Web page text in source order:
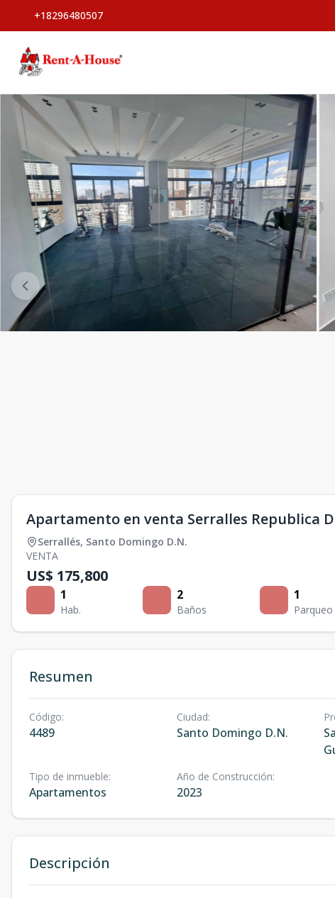
+18296480507
Apartamento en venta Serralles Republica
Serrallés, Santo Domingo D.N.
VENTA
US$ 175,800
1
Hab.
2
Baños
1
Parqueo
Resumen
Código:
4489
Ciudad:
Santo Domingo D.N.
Tipo de inmueble:
Apartamentos
Año de Construcción:
2023
Descripción